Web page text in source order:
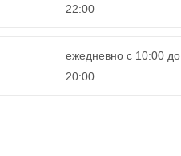
22:00
ежедневно с 10:00 до
20:00